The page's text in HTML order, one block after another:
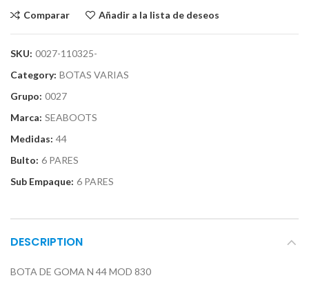
Comparar Añadir a la lista de deseos
SKU: 0027-110325-
Category: BOTAS VARIAS
Grupo: 0027
Marca: SEABOOTS
Medidas: 44
Bulto: 6 PARES
Sub Empaque: 6 PARES
DESCRIPTION
BOTA DE GOMA N 44 MOD 830